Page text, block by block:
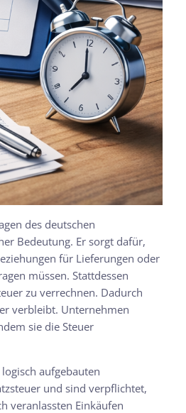
des deutschen
Bedeutung. Er sorgt dafür,
für Lieferungen oder
müssen. Stattdessen
zu verrechnen. Dadurch
verbleibt. Unternehmen
sie die Steuer
aufgebauten
und sind verpflichtet,
veranlassten Einkäufen